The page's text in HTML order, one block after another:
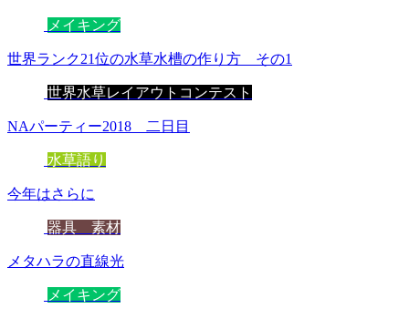
メイキング
世界ランク21位の水草水槽の作り方 その1
世界水草レイアウトコンテスト
NAパーティー2018 二日目
水草語り
今年はさらに
器具 素材
メタハラの直線光
メイキング